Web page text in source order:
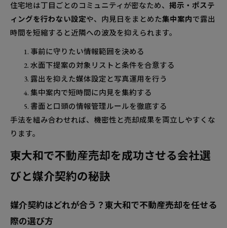
住宅地は丁目ごとのコミュニティが密なため、 掲示・ポステ
ィングを行わない設定や、内見日をまとめた集中案内で露出
時間を短縮すると近隣への波及を抑えられます。
事前に守りたい情報範囲を決める
水面下提案の対象リストと条件を合意する
露出を抑えた媒体設定と写真運用を行う
集中案内で短時間に内見を集約する
書面と口頭の情報管理ルールを徹底する
手法を組み合わせれば、機密性と売却成果を両立しやすくな
ります。
東大和で不動産売却を成功させる会社選
びと媒介契約の秘訣
媒介契約はどれが合う？東大和で不動産売却を任せる
際の選び方